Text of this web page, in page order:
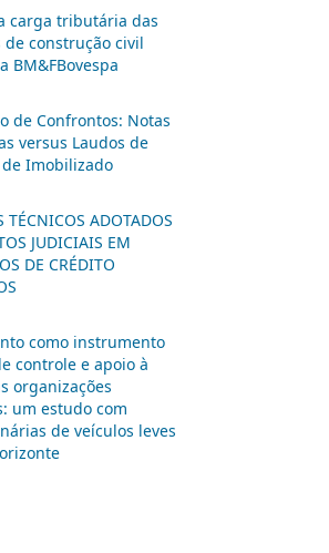
carga tributária das
de construção civil
BM&FBovespa
de Confrontos: Notas
versus Laudos de
de Imobilizado
TÉCNICOS ADOTADOS
JUDICIAIS EM
DE CRÉDITO
como instrumento
controle e apoio à
organizações
um estudo com
de veículos leves